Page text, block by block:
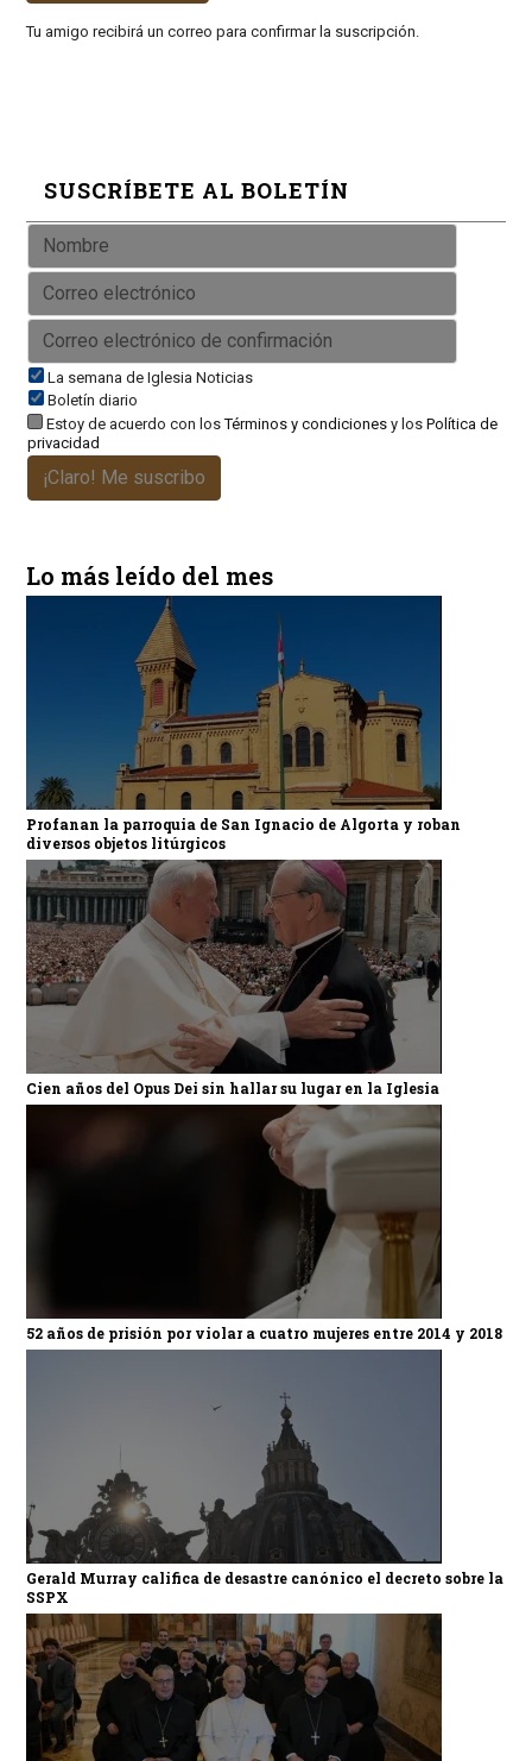
Tu amigo recibirá un correo para confirmar la suscripción.
SUSCRÍBETE AL BOLETÍN
La semana de Iglesia Noticias
Boletín diario
Estoy de acuerdo con losTérminos y condicionesy los Política de
privacidad
¡Claro! Me suscribo
Lo más leído del mes
Profanan la parroquia de San Ignacio de Algorta y roban
diversos objetos litúrgicos
Cien años del Opus Dei sin hallar su lugar en la Iglesia
52 años de prisión por violar a cuatro mujeres entre 2014 y 2018
Gerald Murray califica de desastre canónico el decreto sobre la
SSPX